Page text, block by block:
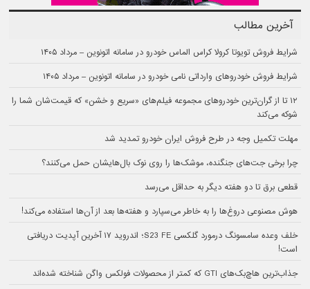
آخرین مطالب
شرایط فروش تویوتا کرولا کراس الماس خودرو در سامانه اتونوین – مرداد ۱۴۰۵
شرایط فروش خودروهای وارداتی نامی خودرو در سامانه اتونوین – مرداد ۱۴۰۵
۱۲ تا از گران‌ترین خودروهای مجموعه فیلم‌های «سریع و خشن» که قیمت‌شان شما را
شوکه می‌کند
مهلت تکمیل وجه در طرح فروش ایران خودرو تمدید شد
چرا برخی جت‌های جنگنده، موشک‌ها را روی نوک بال‌هایشان حمل می‌کنند؟
قطعی برق تا دو هفته دیگر به حداقل می‌رسد
هوش مصنوعی دروغ‌ها را به خاطر می‌سپارد و هفته‌ها بعد از آن‌ها استفاده می‌کند!
خلف وعده سامسونگ درمورد گلکسی S23 FE؛ اندروید ۱۷ آخرین آپدیت دریافتی
است!
جذاب‌ترین هاچ‌بک‌های GTI که کمتر از محصولات فولکس‌ واگن شناخته شده‌اند